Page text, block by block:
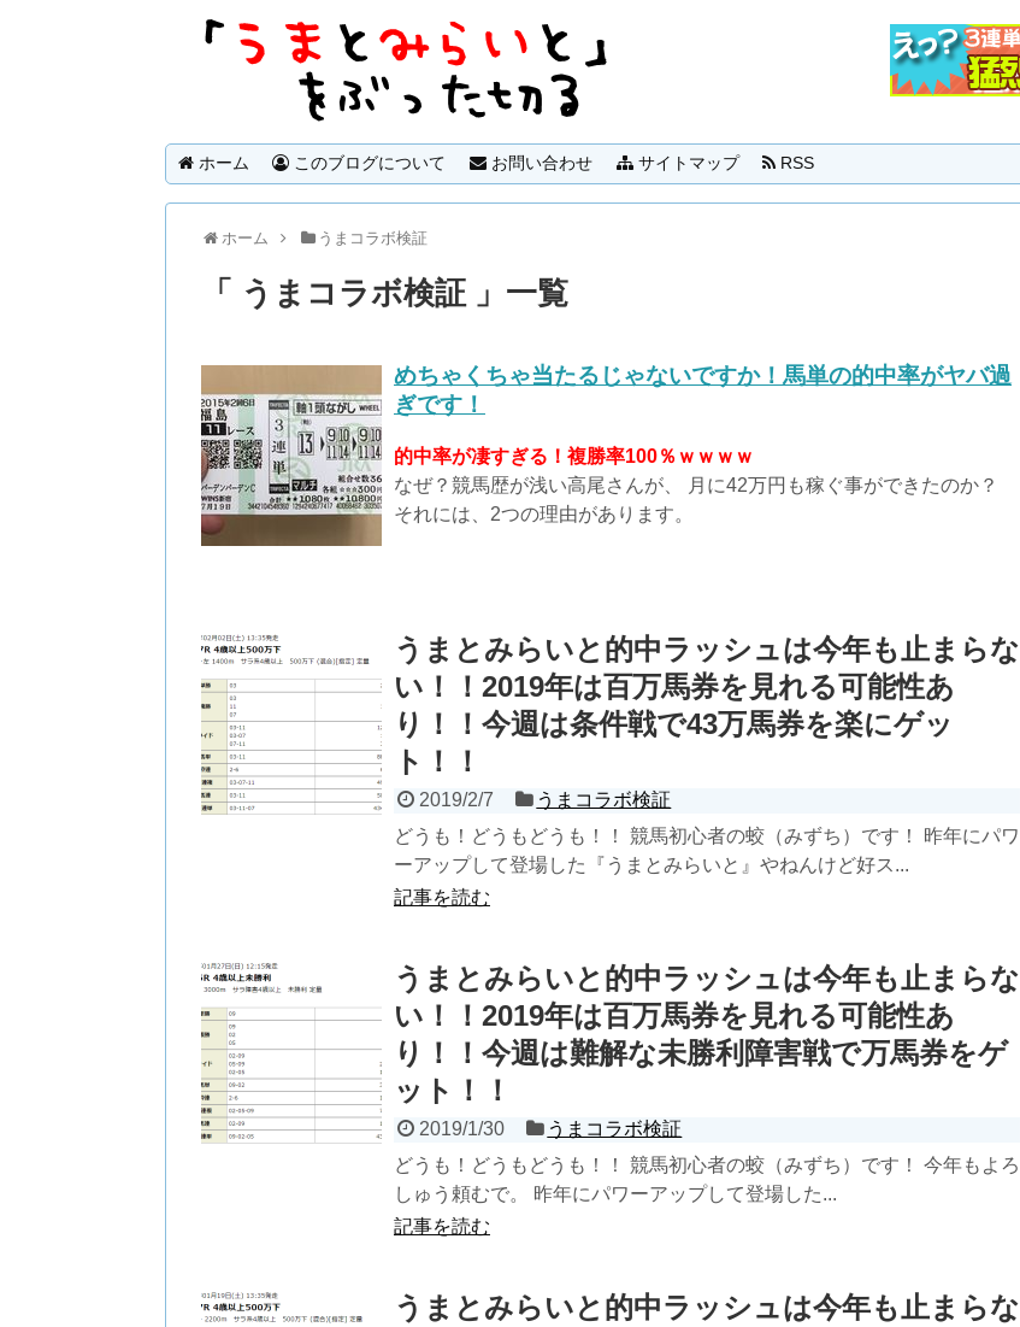
ホーム このブログについて お問い合わせ サイトマップ RSS
ホーム うまコラボ検証
「 うまコラボ検証 」一覧
めちゃくちゃ当たるじゃないですか！馬単の的中率がヤバ過
ぎです！
的中率が凄すぎる！複勝率100％ｗｗｗｗ
なぜ？競馬歴が浅い高尾さんが、 月に42万円も稼ぐ事ができたのか？
それには、2つの理由があります。
うまとみらいと的中ラッシュは今年も止まらな
い！！2019年は百万馬券を見れる可能性あ
り！！今週は条件戦で43万馬券を楽にゲッ
ト！！
2019/2/7
うまコラボ検証
どうも！どうもどうも！！ 競馬初心者の蛟（みずち）です！ 昨年にパワ
ーアップして登場した『うまとみらいと』やねんけど好ス...
記事を読む
うまとみらいと的中ラッシュは今年も止まらな
い！！2019年は百万馬券を見れる可能性あ
り！！今週は難解な未勝利障害戦で万馬券をゲ
ット！！
2019/1/30
うまコラボ検証
どうも！どうもどうも！！ 競馬初心者の蛟（みずち）です！ 今年もよろ
しゅう頼むで。 昨年にパワーアップして登場した...
記事を読む
うまとみらいと的中ラッシュは今年も止まらな